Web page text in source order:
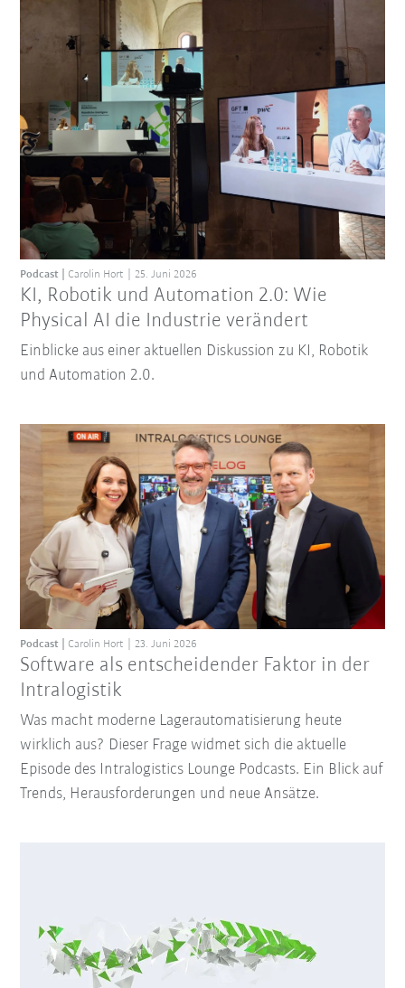
KI, Robotik und Automation 2.0: Wie
Physical AI die Industrie verändert
Podcast Carolin Hort 25. Juni 2026
Einblicke aus einer aktuellen Diskussion zu KI, Robotik
und Automation 2.0.
Software als entscheidender Faktor in der
Intralogistik
Podcast Carolin Hort 23. Juni 2026
Was macht moderne Lagerautomatisierung heute
wirklich aus? Dieser Frage widmet sich die aktuelle
Episode des Intralogistics Lounge Podcasts. Ein Blick auf
Trends, Herausforderungen und neue Ansätze.